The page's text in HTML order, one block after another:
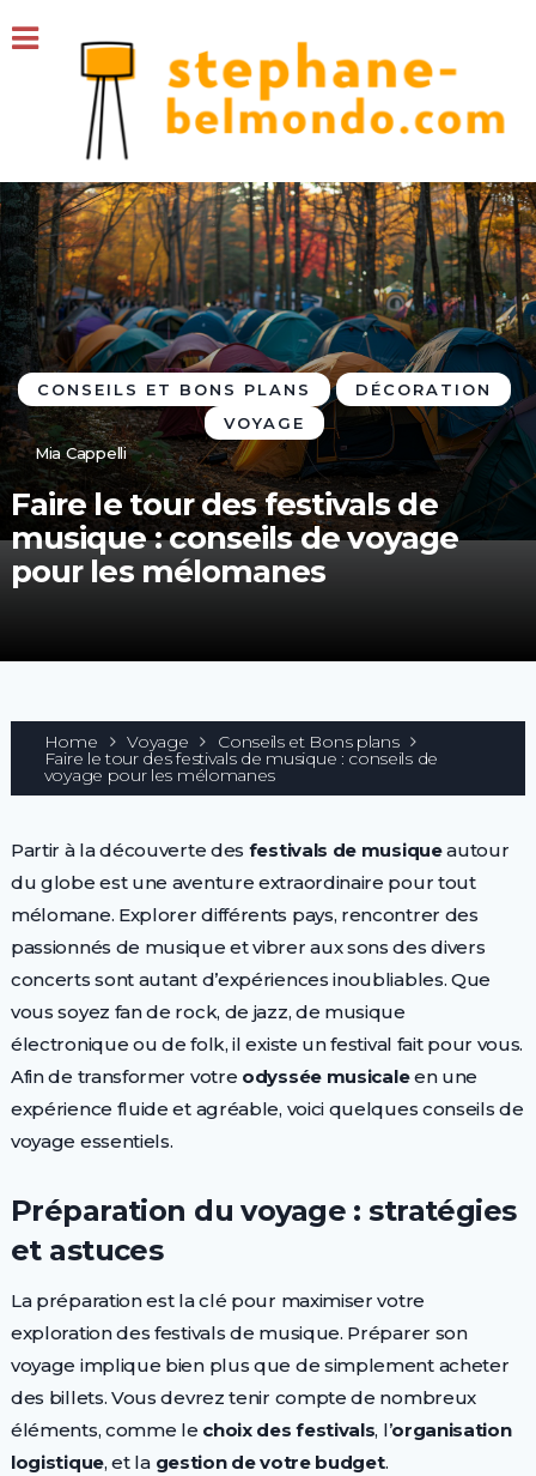
CONSEILS ET BONS PLANS
DÉCORATION
VOYAGE
Mia Cappelli
Faire le tour des festivals de
musique : conseils de voyage
pour les mélomanes
Home Voyage Conseils et Bons plans
Faire le tour des festivals de musique : conseils de
voyage pour les mélomanes
Partir à la découverte des festivals de musiqueautour
du globe est une aventure extraordinaire pour tout
mélomane. Explorer différents pays, rencontrer des
passionnés de musique et vibrer aux sons des divers
concerts sont autant d’expériences inoubliables. Que
vous soyez fan de rock, de jazz, de musique
électronique ou de folk, il existe un festival fait pour vous.
Afin de transformer votre odyssée musicaleen une
expérience fluide et agréable, voici quelques conseils de
voyage essentiels.
Préparation du voyage : stratégies
et astuces
La préparation est la clé pour maximiser votre
exploration des festivals de musique. Préparer son
voyage implique bien plus que de simplement acheter
des billets. Vous devrez tenir compte de nombreux
éléments, comme le choix des festivals, l’organisation
logistique, et la gestion de votre budget.